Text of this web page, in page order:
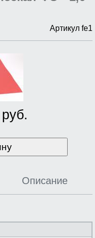
Артикул fe1
Описание